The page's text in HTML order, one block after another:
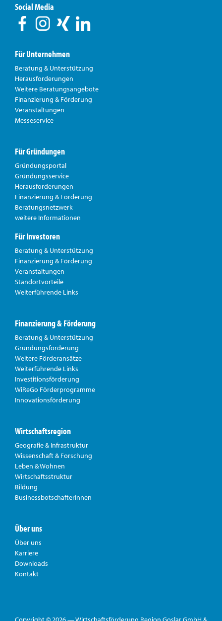
Social Media
Für Unternehmen
Beratung & Unterstützung
Herausforderungen
Weitere Beratungsangebote
Finanzierung & Förderung
Veranstaltungen
Messeservice
Für Gründungen
Gründungsportal
Gründungsservice
Herausforderungen
Finanzierung & Förderung
Beratungsnetzwerk
weitere Informationen
Für Investoren
Beratung & Unterstützung
Finanzierung & Förderung
Veranstaltungen
Standortvorteile
Weiterführende Links
Finanzierung & Förderung
Beratung & Unterstützung
Gründungsförderung
Weitere Förderansätze
Weiterführende Links
Investitionsförderung
WiReGo Förderprogramme
Innovationsförderung
Wirtschaftsregion
Geografie & Infrastruktur
Wissenschaft & Forschung
Leben & Wohnen
Wirtschaftsstruktur
Bildung
BusinessbotschafterInnen
Über uns
Über uns
Karriere
Downloads
Kontakt